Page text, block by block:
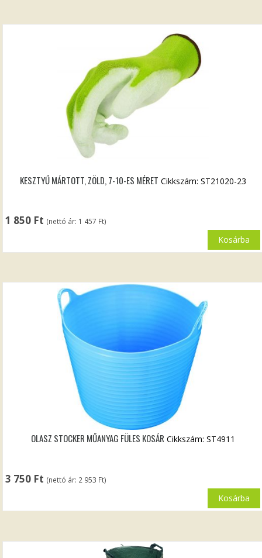
KESZTYŰ MÁRTOTT, ZÖLD, 7-10-ES MÉRET
1 850 Ft (nettó ár: 1 457 Ft)
Cikkszám: ST21020-23
Kosárba
OLASZ STOCKER MŰANYAG FÜLES KOSÁR
3 750 Ft (nettó ár: 2 953 Ft)
Cikkszám: ST4911
Kosárba